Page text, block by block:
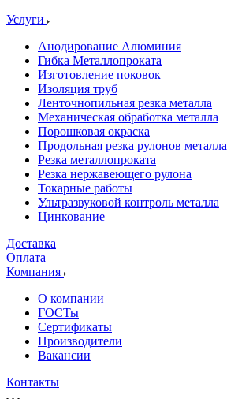
Услуги
Анодирование Алюминия
Гибка Металлопроката
Изготовление поковок
Изоляция труб
Ленточнопильная резка металла
Механическая обработка металла
Порошковая окраска
Продольная резка рулонов металла
Резка металлопроката
Резка нержавеющего рулона
Токарные работы
Ультразвуковой контроль металла
Цинкование
Доставка
Оплата
Компания
О компании
ГОСТы
Сертификаты
Производители
Вакансии
Контакты